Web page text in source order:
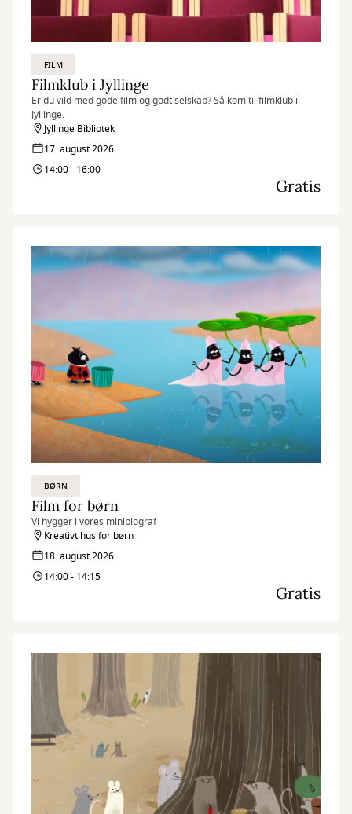
FILM
Filmklub i Jyllinge
Er du vild med gode film og godt selskab? Så kom til filmklub i
Jyllinge.
Jyllinge Bibliotek
17. august 2026
14:00 - 16:00
Gratis
BØRN
Film for børn
Vi hygger i vores minibiograf
Kreativt hus for børn
18. august 2026
14:00 - 14:15
Gratis